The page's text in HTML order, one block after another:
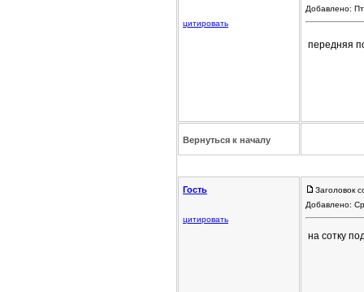
цитировать
Добавлено:
передняя
Вернуться к началу
Гость
цитировать
Заголовок
Добавлено:
на сотку